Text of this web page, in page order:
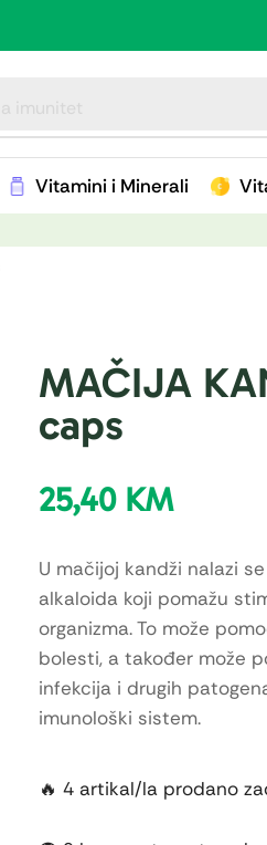
Vitamini i Minerali
MAČIJA
caps
25,40 KM
U mačijoj kandži nalazi
alkaloida koji pomažu
organizma. To može
bolesti, a također može
infekcija i drugih
imunološki sistem.
🔥 4 artikal/la prodano